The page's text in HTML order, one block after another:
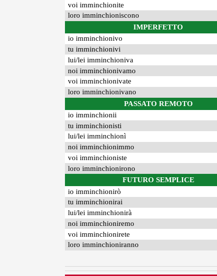
voi imminchionite
loro imminchioniscono
IMPERFETTO
io imminchionivo
tu imminchionivi
lui/lei imminchioniva
noi imminchionivamo
voi imminchionivate
loro imminchionivano
PASSATO REMOTO
io imminchionii
tu imminchionisti
lui/lei imminchionì
noi imminchionimmo
voi imminchioniste
loro imminchionirono
FUTURO SEMPLICE
io imminchionirò
tu imminchionirai
lui/lei imminchionirà
noi imminchioniremo
voi imminchionirete
loro imminchioniranno